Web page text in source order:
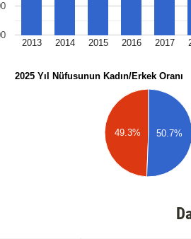
2013 2014 2015 2016 2017
2025 Yıl Nüfusunun Kadın/Erkek Oranı
49.3% 50.7%